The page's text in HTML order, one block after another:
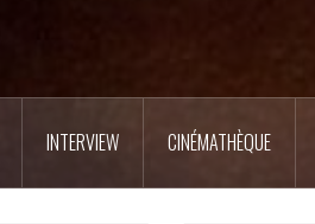
INTERVIEW CINÉMATHÈQUE